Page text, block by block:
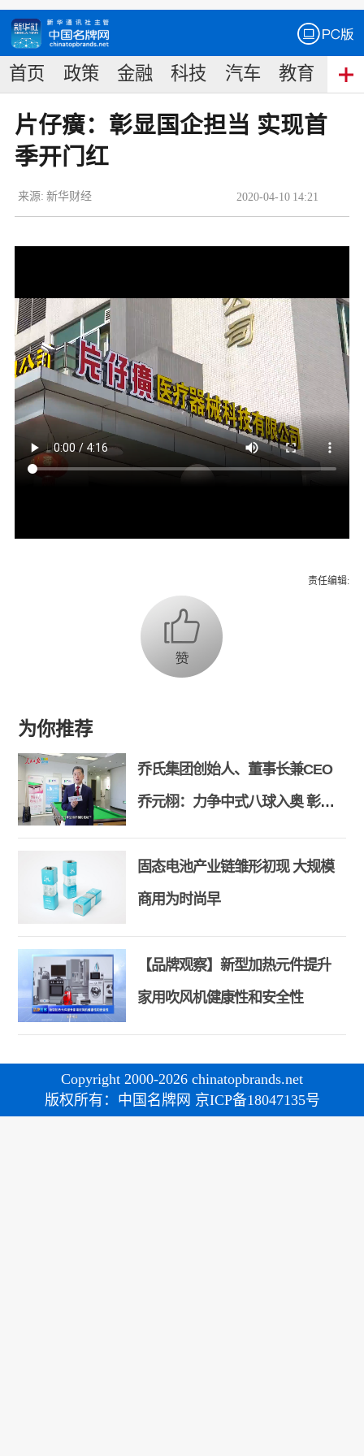
首页 政策 金融 科技 汽车 教育 食
片仔癀：彰显国企担当 实现首
季开门红
2020-04-10 14:21
来源: 新华财经
责任编辑:
为你推荐
乔氏集团创始人、董事长兼CEO
乔元栩：力争中式八球入奥 彰显
和合共生精神
固态电池产业链雏形初现 大规模
商用为时尚早
【品牌观察】新型加热元件提升
家用吹风机健康性和安全性
Copyright 2000-2026 chinatopbrands.net
版权所有：中国名牌网 京ICP备18047135号